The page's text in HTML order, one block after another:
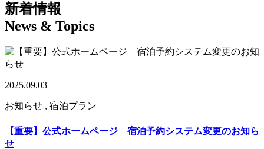
新着情報
News & Topics
2025.09.03
お知らせ , 宿泊プラン
【重要】公式ホームページ 宿泊予約システム変更のお知ら
せ